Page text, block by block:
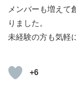
メンバーも増えて
りました。
未経験の方も気軽
+6